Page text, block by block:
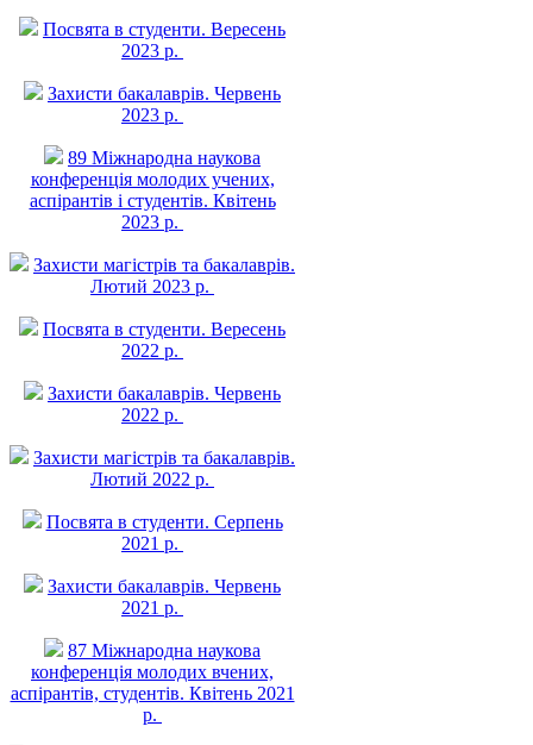
Посвята в студенти. Вересень
2023 р.
Захисти бакалаврів. Червень
2023 р.
89 Міжнародна наукова
конференція молодих учених,
аспірантів і студентів. Квітень
2023 р.
Захисти магістрів та бакалаврів.
Лютий 2023 р.
Посвята в студенти. Вересень
2022 р.
Захисти бакалаврів. Червень
2022 р.
Захисти магістрів та бакалаврів.
Лютий 2022 р.
Посвята в студенти. Серпень
2021 р.
Захисти бакалаврів. Червень
2021 р.
87 Міжнародна наукова
конференція молодих вчених,
аспірантів, студентів. Квітень 2021
р.